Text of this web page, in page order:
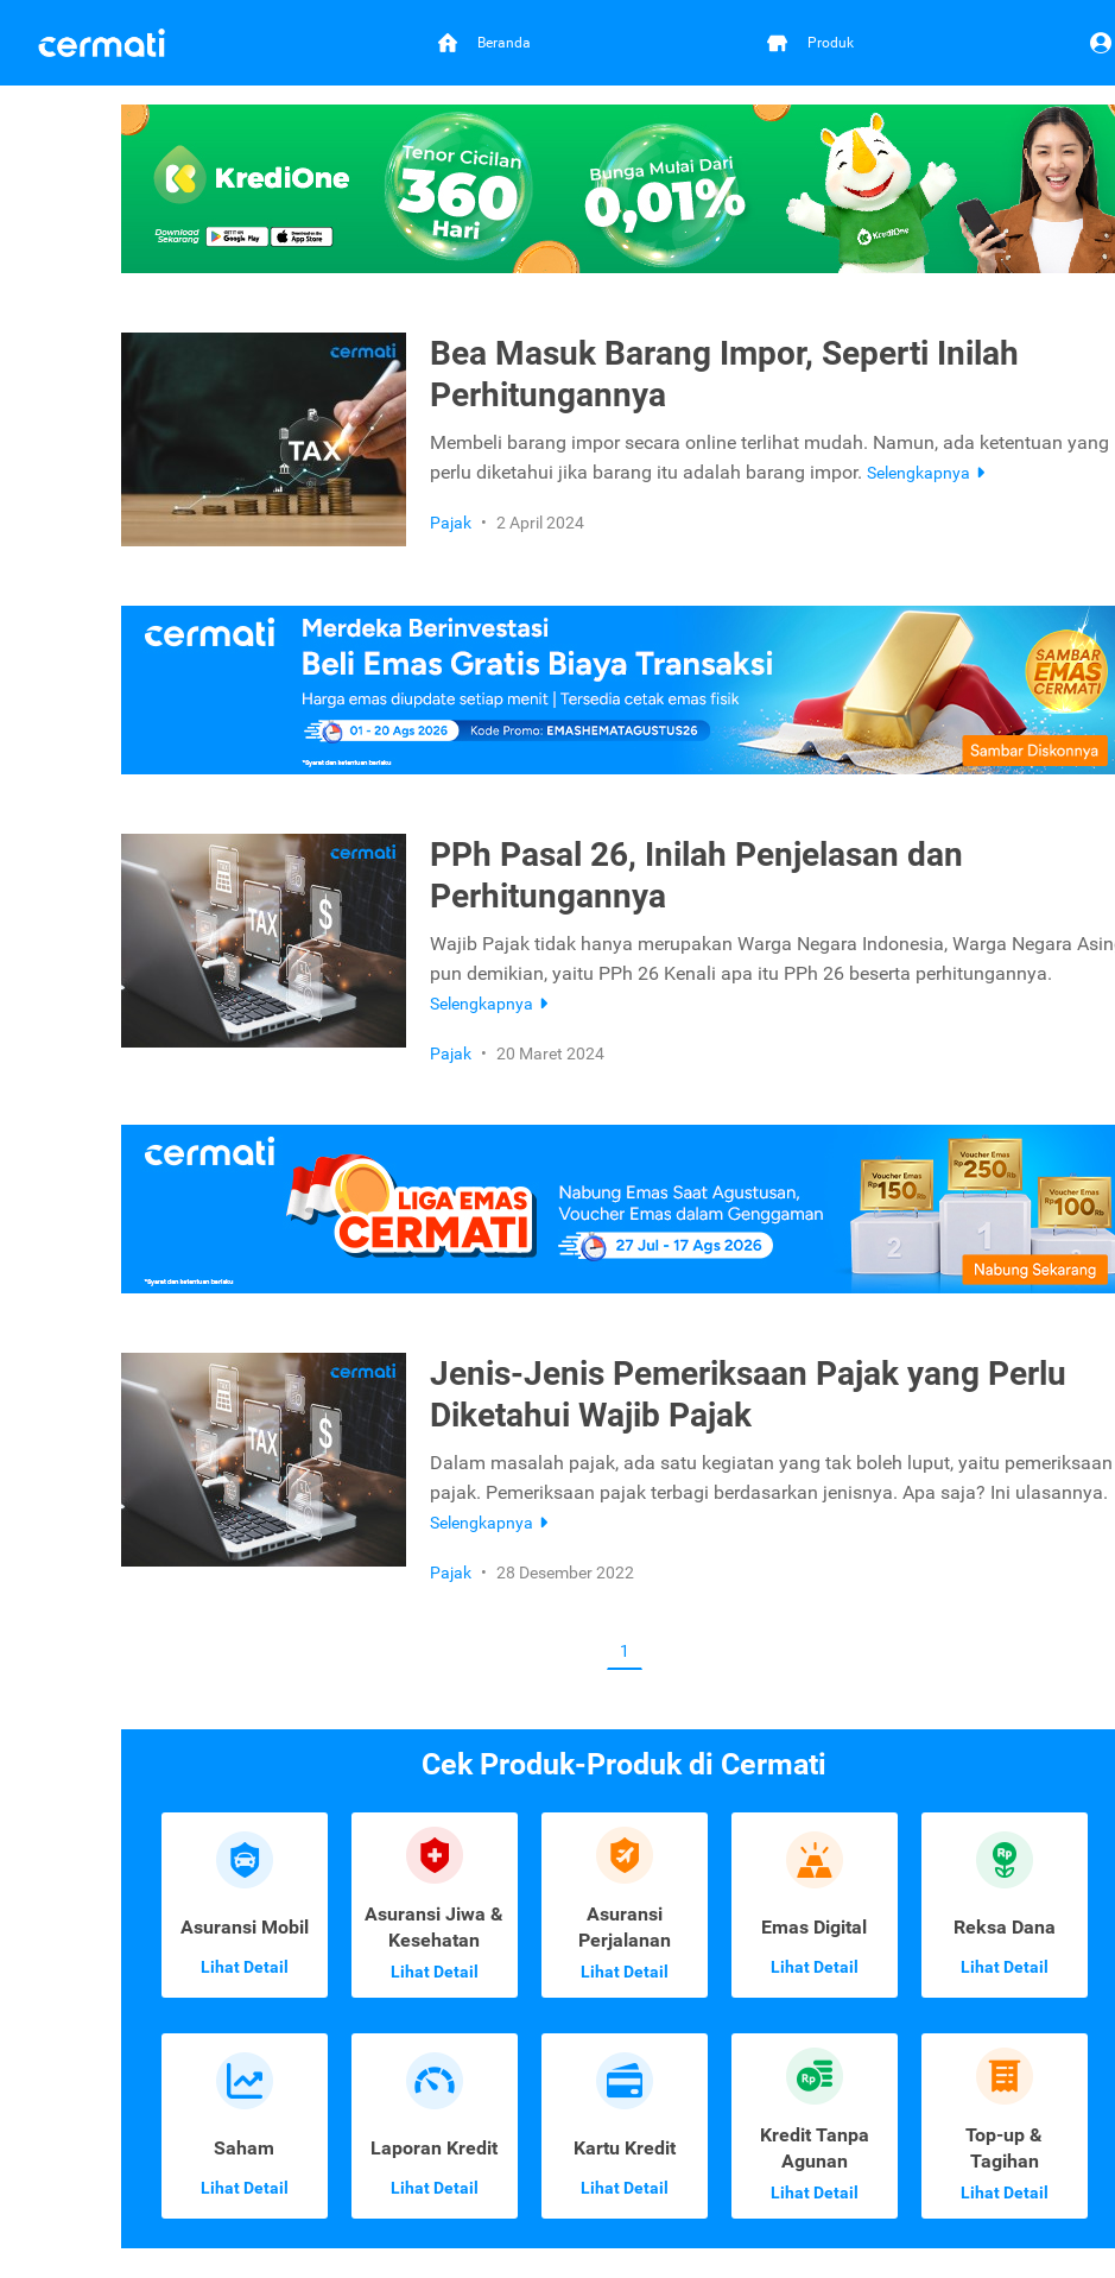
Beranda Produk
Bea Masuk Barang Impor, Seperti Inilah
Perhitungannya
Membeli barang impor secara online terlihat mudah. Namun, ada ketentuan yang
perlu diketahui jika barang itu adalah barang impor. Selengkapnya
Pajak • 2 April 2024
PPh Pasal 26, Inilah Penjelasan dan
Perhitungannya
Wajib Pajak tidak hanya merupakan Warga Negara Indonesia, Warga Negara
pun demikian, yaitu PPh 26 Kenali apa itu PPh 26 beserta perhitungannya.
Selengkapnya
Pajak • 20 Maret 2024
Jenis-Jenis Pemeriksaan Pajak yang Perlu
Diketahui Wajib Pajak
Dalam masalah pajak, ada satu kegiatan yang tak boleh luput, yaitu pemeriksaan
pajak. Pemeriksaan pajak terbagi berdasarkan jenisnya. Apa saja? Ini ulasannya.
Selengkapnya
Pajak • 28 Desember 2022
1
Cek Produk-Produk di Cermati
Asuransi Mobil
Lihat Detail
Asuransi Jiwa &
Kesehatan
Lihat Detail
Asuransi
Perjalanan
Lihat Detail
Emas Digital
Lihat Detail
Reksa Dana
Lihat Detail
Saham
Lihat Detail
Laporan Kredit
Lihat Detail
Kartu Kredit
Lihat Detail
Kredit Tanpa
Agunan
Lihat Detail
Top-up &
Tagihan
Lihat Detail